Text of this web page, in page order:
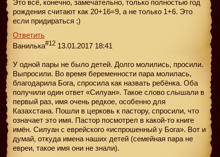
Это всё, конечно, замечательно, только полностью год
рождения считают как 20+16=9, а не только 1+6. Это
если придираться ;)
Ответить
Ванилька#12 13.01.2017 18:41
У одной пары не было детей. Долго молились, просили.
Выпросили. Во время беременности пара молилась,
благодарила Бога, спросила как назвать ребёнка. Оба
получили один ответ «Силуан». Такое слово слышали в
первый раз, имя очень редкое, особенно для
Казахстана. Пошли в церковь к пастору, спросили, что
означает это имя. Пастор посмотрел в какой-то книге
имён. Силуан с еврейского «испрошенный у Бога». Вот и
думай, откуда имена наших детей (семейная пара не
евреи, такое имя они не знали).